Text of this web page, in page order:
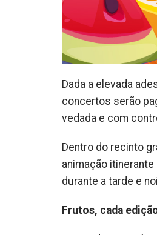
Dada a elevada
concertos serão
vedada e com
Dentro do recinto
animação
durante a tarde e
Frutos, cada